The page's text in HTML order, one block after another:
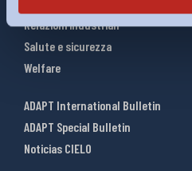
Relazioni industriali
Salute e sicurezza
Welfare
ADAPT International Bulletin
ADAPT Special Bulletin
Noticias CIELO